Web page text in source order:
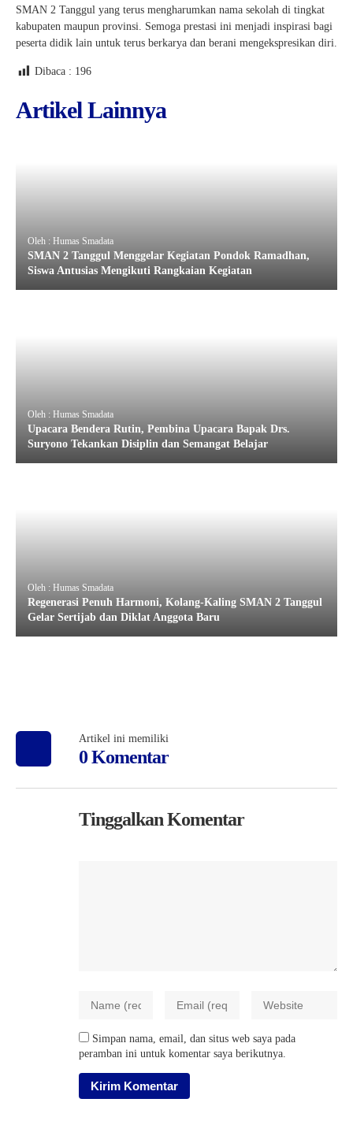
SMAN 2 Tanggul yang terus mengharumkan nama sekolah di tingkat
kabupaten maupun provinsi. Semoga prestasi ini menjadi inspirasi bagi
peserta didik lain untuk terus berkarya dan berani mengekspresikan diri.
Dibaca : 196
Artikel Lainnya
Oleh : Humas Smadata
SMAN 2 Tanggul Menggelar Kegiatan Pondok Ramadhan,
Siswa Antusias Mengikuti Rangkaian Kegiatan
Oleh : Humas Smadata
Upacara Bendera Rutin, Pembina Upacara Bapak Drs.
Suryono Tekankan Disiplin dan Semangat Belajar
Oleh : Humas Smadata
Regenerasi Penuh Harmoni, Kolang-Kaling SMAN 2 Tanggul
Gelar Sertijab dan Diklat Anggota Baru
Artikel ini memiliki
0 Komentar
Tinggalkan Komentar
Simpan nama, email, dan situs web saya pada
peramban ini untuk komentar saya berikutnya.